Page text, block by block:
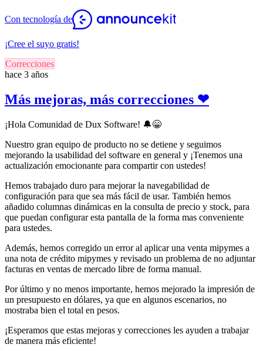
Con tecnología de
¡Cree el suyo gratis!
Correcciones
hace 3 años
Más mejoras, más correcciones ❤
¡Hola Comunidad de Dux Software! 🔔😁
Nuestro gran equipo de producto no se detiene y seguimos
mejorando la usabilidad del software en general y ¡Tenemos una
actualización emocionante para compartir con ustedes!
Hemos trabajado duro para mejorar la navegabilidad de
configuración para que sea más fácil de usar. También hemos
añadido columnas dinámicas en la consulta de precio y stock, para
que puedan configurar esta pantalla de la forma mas conveniente
para ustedes.
Además, hemos corregido un error al aplicar una venta mipymes a
una nota de crédito mipymes y revisado un problema de no adjuntar
facturas en ventas de mercado libre de forma manual.
Por último y no menos importante, hemos mejorado la impresión de
un presupuesto en dólares, ya que en algunos escenarios, no
mostraba bien el total en pesos.
¡Esperamos que estas mejoras y correcciones les ayuden a trabajar
de manera más eficiente!